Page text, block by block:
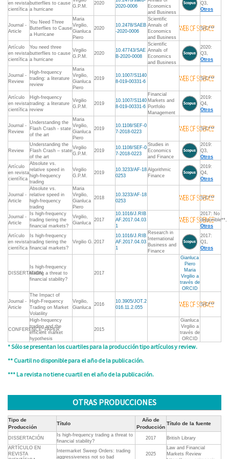
en revista
científica
butterflies to cause
a hurricane
G.P.M.
2020
2020-0006
Economics
and Business
Q3,
Otros
Journal -
Article
You Need Three
Butterflies to Cause
a Hurricane
Maria
Virgilio,
Gianluca
Piero
2020
10.2478/SAEB
-2020-0006
Scientific
Annals of
Economics
and Business
S/C***
Artículo
en revista
científica
You need three
butterflies to cause
a hurricane
Virgilio
G.P.M.
2020
10.47743/SAE
B-2020-0008
Scientific
Annals of
Economics
and Business
2020:
Q3,
Otros
Journal -
Review
High-frequency
trading: a literature
review
Maria
Virgilio,
Gianluca
Piero
2019
10.1007/S1140
8-019-00331-6
S/C***
Artículo
en revista
científica
High-frequency
trading: a literature
review
Virgilio
G.P.M.
2019
10.1007/S1140
8-019-00331-6
Financial
Markets and
Portfolio
Management
2019:
Q4,
Otros
Journal -
Review
Understanding the
Flash Crash - state
of the art
Maria
Virgilio,
Gianluca
Piero
2019
10.1108/SEF-0
7-2018-0223
S/C***
Review
Understanding the
Flash Crash – state
of the art
Virgilio
G.P.M.
2019
10.1108/SEF-0
7-2018-0223
Studies in
Economics
and Finance
2019:
Q3,
Otros
Artículo
en revista
científica
Absolute vs.
relative speed in
high-frequency
trading
Virgilio
G.P.M.
2019
10.3233/AF-18
0253
Algorithmic
Finance
2019:
Q4,
Otros
Journal -
Article
Absolute vs.
relative speed in
high-frequency
trading
Maria
Virgilio,
Gianluca
Piero
2018
10.3233/AF-18
0253
S/C***
Journal -
Article
Is high-frequency
trading tiering the
financial markets?
Virgilio,
Gianluca
2017
10.1016/J.RIB
AF.2017.04.03
1
2017: No
disponible**,
Otros
Artículo
en revista
científica
Is high-frequency
trading tiering the
financial markets?
Virgilio G. 2017
10.1016/J.RIB
AF.2017.04.03
1
Research in
International
Business and
Finance
2017:
Q1,
Otros
DISSERTATION
Is high-frequency
trading a threat to
financial stability?
2017
Gianluca
Piero
Maria
Virgilio a
través de
ORCID
Journal -
Article
The Impact of
High-Frequency
Trading on Market
Volatility
Virgilio,
Gianluca
2016
10.3905/JOT.2
016.11.2.055
S/C***
CONFERENCE_PAPER
High-frequency
trading and the
efficient market
hypothesis
2015
Gianluca
Virgilio a
través de
ORCID
* Sólo se presentan los cuartiles para la producción tipo artículos y review.
** Cuartil no disponible para el año de la publicación.
*** La revista no tiene cuartil en el año de la publicación.
OTRAS PRODUCCIONES
Tipo de
Producción
Título
Año de
Producción
Título de la fuente
DISSERTACIÓN
Is high-frequency trading a threat to
financial stability?
2017
British Library
ARTÍCULO EN
REVISTA
Intermarket Sweep Orders: trading
aggressiveness not so bad
2025
Law and Financial
Markets Review